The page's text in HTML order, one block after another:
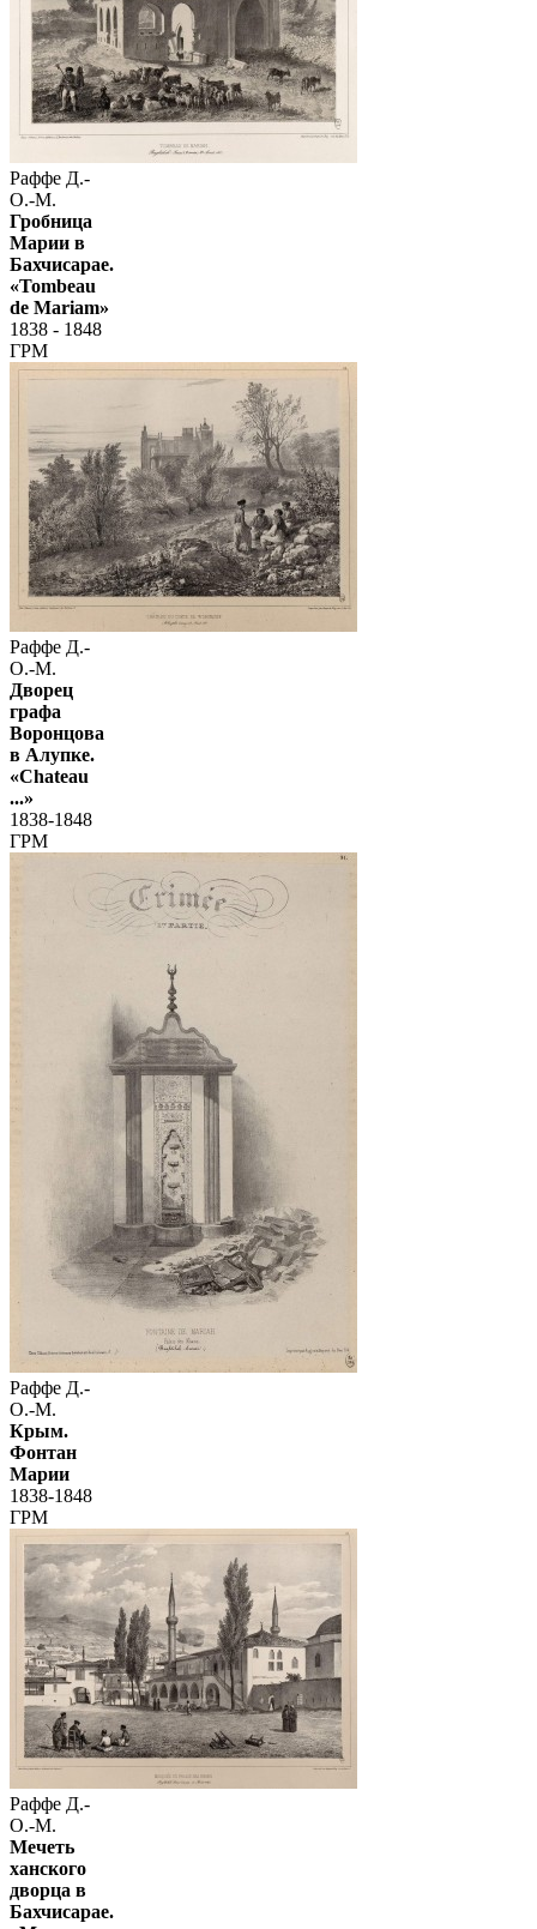
Раффе Д.-
О.-М.
Гробница
Марии в
Бахчисарае.
«Tombeau
de Mariam»
1838 - 1848
ГРМ
Раффе Д.-
О.-М.
Дворец
графа
Воронцова
в Алупке.
«Chateau
...»
1838-1848
ГРМ
Раффе Д.-
О.-М.
Крым.
Фонтан
Марии
1838-1848
ГРМ
Раффе Д.-
О.-М.
Мечеть
ханского
дворца в
Бахчисарае.